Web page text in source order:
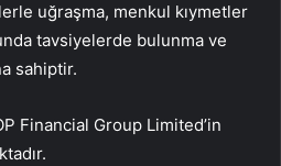
uğraşma, menkul kıymetler
tavsiyelerde bulunma ve
sahiptir.
Financial Group Limited’in